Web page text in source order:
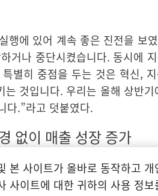
행에 있어 계속 좋은 진전을 보
거나 중단시켰습니다. 동시에
별히 중점을 두는 것은 혁신,
는 것입니다. 우리는 올해 상반기
다.”라고 덧붙였다.
없이 매출 성장 증가
“전반적으로 대부분의 사업 부
에서 산업 수요가 회복되기 시
본 사이트가 올바로 동작하고
사이트에 대한 귀하의 사용 정